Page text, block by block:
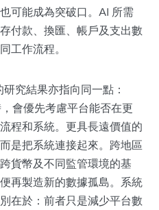
可能成為突破口。AI 所需
付款、換匯、帳戶及支出數
工作流程。
究結果亦指向同一點：
會優先考慮平台能否在更
程和系統。更具長遠價值的
是把系統連接起來。跨地區
貨幣及不同監管環境的基
再製造新的數據孤島。系統
在於：前者只是減少平台數